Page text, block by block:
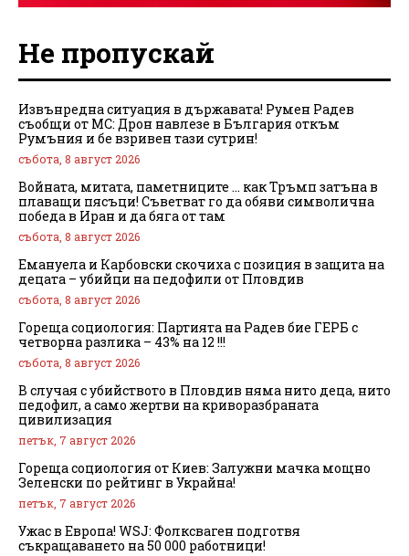
Не пропускай
Извънредна ситуация в държавата! Румен Радев
съобщи от МС: Дрон навлезе в България откъм
Румъния и бе взривен тази сутрин!
събота, 8 август 2026
Войната, митата, паметниците … как Тръмп затъна в
плаващи пясъци! Съветват го да обяви символична
победа в Иран и да бяга от там
събота, 8 август 2026
Емануела и Карбовски скочиха с позиция в защита на
децата – убийци на педофили от Пловдив
събота, 8 август 2026
Гореща социология: Партията на Радев бие ГЕРБ с
четворна разлика – 43% на 12 !!!
събота, 8 август 2026
В случая с убийството в Пловдив няма нито деца, нито
педофил, а само жертви на криворазбраната
цивилизация
петък, 7 август 2026
Гореща социология от Киев: Залужни мачка мощно
Зеленски по рейтинг в Украйна!
петък, 7 август 2026
Ужас в Европа! WSJ: Фолксваген подготвя
съкращаването на 50 000 работници!